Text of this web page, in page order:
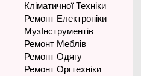
Кліматичної Техніки
Ремонт Електроніки
МузІнструментів
Ремонт Меблів
Ремонт Одягу
Ремонт Оргтехніки